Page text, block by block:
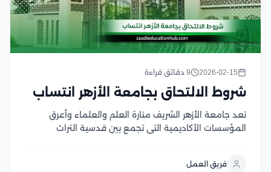
2026-02-15 9 دقائق قراءة
شروط الالتحاق بجامعة الأزهر انتساب
تعد جامعة الأزهر الشريف منارة العلم والعلماء وأعرق
المؤسسات الأكاديمية التي تجمع بين قدسية التراث
والزمنية، يبرز نظام جامعة الأزهر انتساب كحل أكاديمي مبتكر
فريق العمل